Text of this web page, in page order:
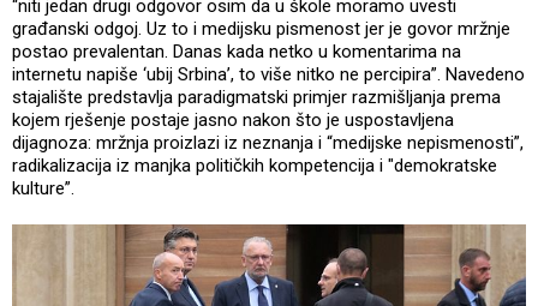
“niti jedan drugi odgovor osim da u škole moramo uvesti
građanski odgoj. Uz to i medijsku pismenost jer je govor mržnje
postao prevalentan. Danas kada netko u komentarima na
internetu napiše ‘ubij Srbina’, to više nitko ne percipira”. Navedeno
stajalište predstavlja paradigmatski primjer razmišljanja prema
kojem rješenje postaje jasno nakon što je uspostavljena
dijagnoza: mržnja proizlazi iz neznanja i “medijske nepismenosti”,
radikalizacija iz manjka političkih kompetencija i "demokratske
kulture”.